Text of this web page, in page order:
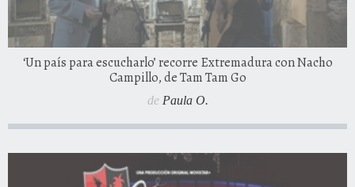
‘Un país para escucharlo’ recorre Extremadura con Nacho
Campillo, de Tam Tam Go
de Paula O.